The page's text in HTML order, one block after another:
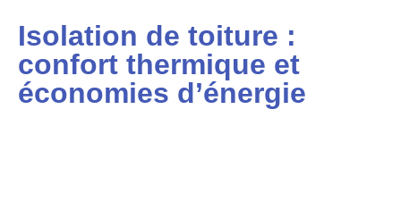
Isolation de toiture :
confort thermique et
économies d’énergie